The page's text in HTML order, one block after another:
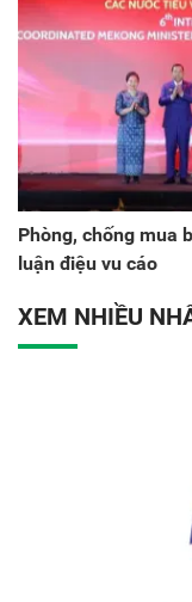
Phòng, chống mua
luận điệu vu cáo
XEM NHIỀU